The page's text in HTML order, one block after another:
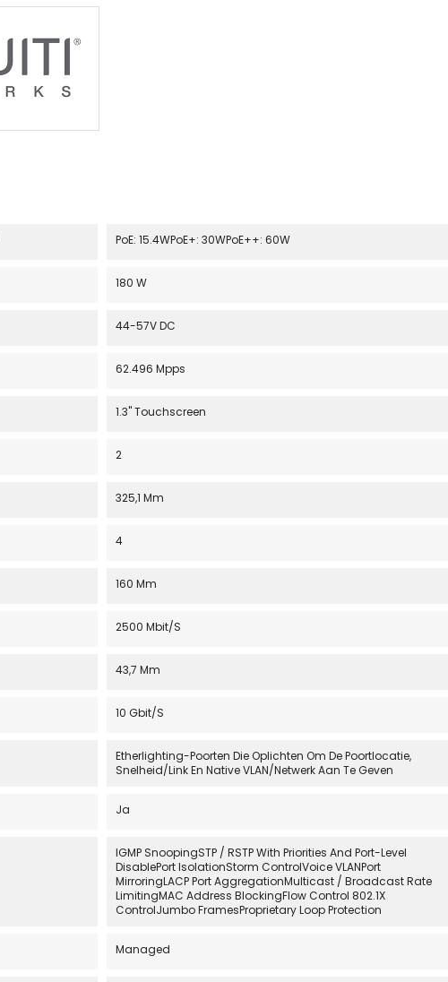
PoE: 15.4WPoE+: 30WPoE++: 60W
180 W
44-57V DC
62.496 Mpps
1.3" Touchscreen
2
325,1 Mm
4
160 Mm
2500 Mbit/s
43,7 Mm
10 Gbit/s
Etherlighting-Poorten Die Oplichten Om De Poortlocatie,
Snelheid/link En Native VLAN/netwerk Aan Te Geven
Ja
IGMP SnoopingSTP / RSTP With Priorities And Port-Level
DisablePort IsolationStorm ControlVoice VLANPort
MirroringLACP Port AggregationMulticast / Broadcast Rate
LimitingMAC Address BlockingFlow Control 802.1X
ControlJumbo FramesProprietary Loop Protection
Managed